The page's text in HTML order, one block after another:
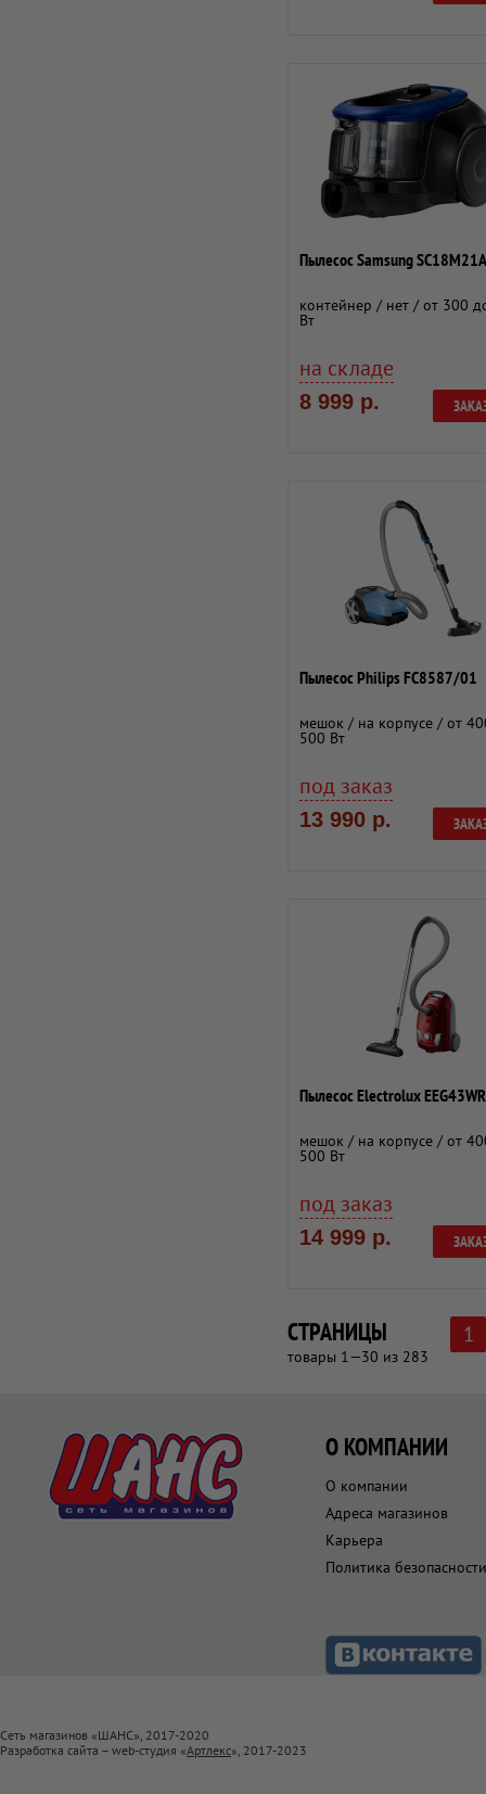
Пылесос Samsung
контейнер / нет / от 300
Вт
на складе
8 999 р.
Пылесос Philips FC8587/01
мешок / на корпусе / от
500 Вт
под заказ
13 990 р.
Пылесос Electrolux EEG43WR
мешок / на корпусе / от
500 Вт
под заказ
14 999 р.
СТРАНИЦЫ
товары 1—30 из 283
1
О КОМПАНИИ
О компании
Адреса магазинов
Карьера
Политика безопасности
Сеть магазинов «ШАНС», 2017-2020
Разработка сайта – web-студия «Артлекс», 2017-2023